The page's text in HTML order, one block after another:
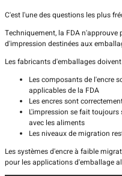
C'est l'une des questions les plus
Techniquement, la FDA
d'impression destinées aux
Les fabricants d'emballages
Les composants de l'encre
applicables de la FDA
Les encres sont
L'impression se fait
avec les aliments
Les niveaux de migration
Les systèmes d'encre à faible
pour les applications d'emballage